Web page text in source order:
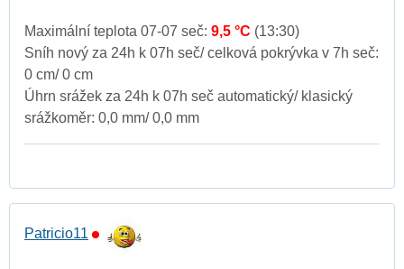
Maximální teplota 07-07 seč: 9,5 °C (13:30)
Sníh nový za 24h k 07h seč/ celková pokrývka v 7h seč:
0 cm/ 0 cm
Úhrn srážek za 24h k 07h seč automatický/ klasický
srážkoměr: 0,0 mm/ 0,0 mm
Patricio11